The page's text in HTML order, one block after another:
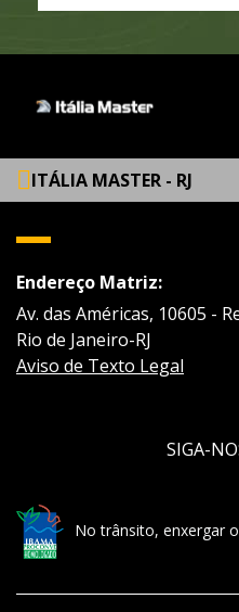
ITÁLIA MASTER - RJ
Endereço Matriz:
Av. das Américas, 10605 -
Rio de Janeiro-RJ
Aviso de Texto Legal
SIGA-
No trânsito, enxergar